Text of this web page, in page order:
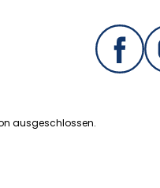
ausgeschlossen.